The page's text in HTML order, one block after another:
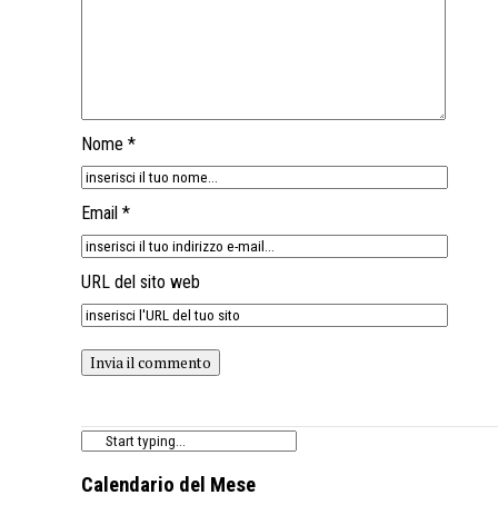
Nome *
Email *
URL del sito web
Calendario del Mese